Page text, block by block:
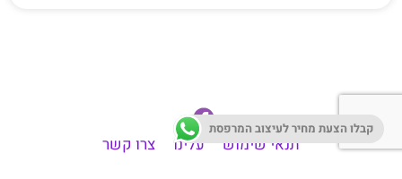
תנאי שימוש עלינו
צרו קשר
קבלו הצעת מחיר לעיצוב המרפסת